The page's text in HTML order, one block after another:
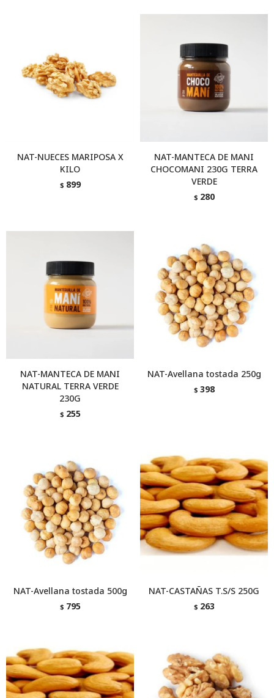
NAT-NUECES MARIPOSA X
KILO
$ 899
NAT-MANTECA DE MANI
CHOCOMANI 230G TERRA
VERDE
$ 280
NAT-MANTECA DE MANI
NATURAL TERRA VERDE
230G
$ 255
NAT-Avellana tostada 250g
$ 398
NAT-Avellana tostada 500g
$ 795
NAT-CASTAÑAS T.S/S 250G
$ 263